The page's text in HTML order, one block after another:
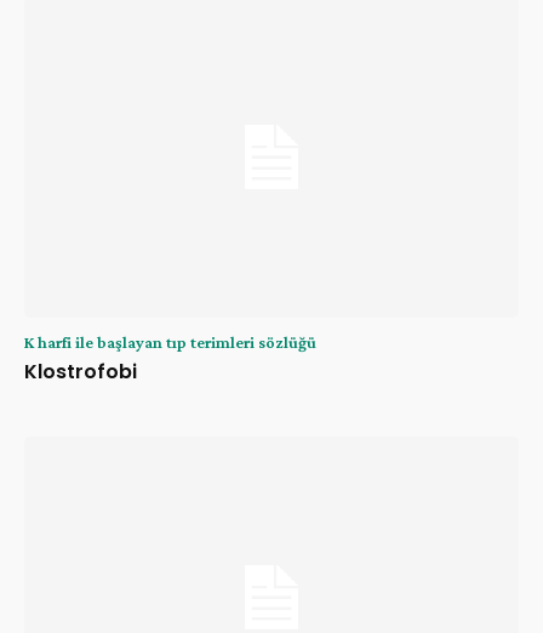
K harfi ile başlayan tıp terimleri sözlüğü
Klostrofobi